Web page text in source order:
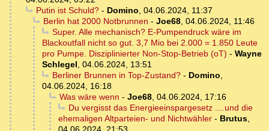
Putin ist Schuld?- Domino, 04.06.2024, 11:37
Berlin hat 2000 Notbrunnen - Joe68, 04.06.2024, 11:46
Super. Alle mechanisch? E-Pumpendruck wäre im
Blackoutfall nicht so gut. 3,7 Mio bei 2.000 = 1.850 Leute
pro Pumpe. Disziplinierter Non-Stop-Betrieb (oT) - Wayne
Schlegel, 04.06.2024, 13:51
Berliner Brunnen in Top-Zustand?- Domino,
04.06.2024, 16:18
Was wäre wenn - Joe68, 04.06.2024, 17:16
Du vergisst das Energieeinspargesetz ....und die
ehemaligen Altparteien- und Nichtwähler - Brutus,